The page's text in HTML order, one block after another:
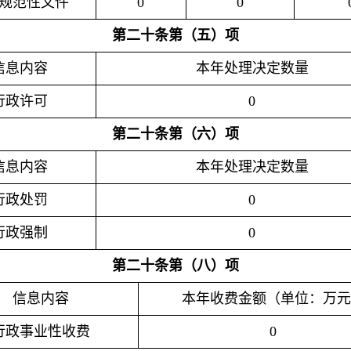
第二十条第（五）项
息内容 本年处理决定数量
政许可 0
第二十条第（六）项
息内容 本年处理决定数量
政处罚 0
政强制 0
第二十条第（八）项
信息内容 本年收费金额（单位：万
政事业性收费 0